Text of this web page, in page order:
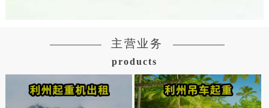
主营业务
products